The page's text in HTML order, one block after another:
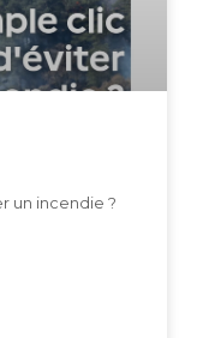
un incendie ?